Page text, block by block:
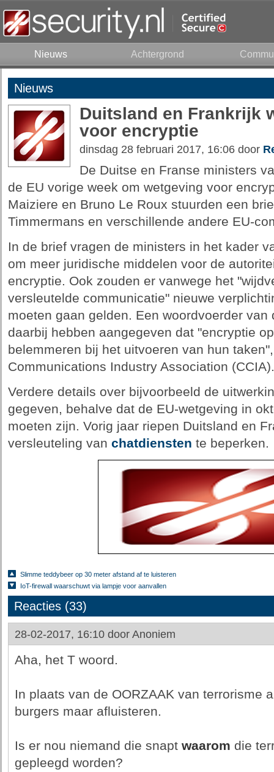
Nieuws Achtergrond
Nieuws
Duitsland en Frankrijk
voor encryptie
dinsdag 28 februari 2017, 16:06 door
De Duitse en Franse ministers
de EU vorige week om wetgeving voor
Maiziere en Bruno Le Roux stuurden een
Timmermans en verschillende andere EU-
In de brief vragen de ministers in het kader
om meer juridische middelen voor de
encryptie. Ook zouden er vanwege het
versleutelde communicatie" nieuwe
moeten gaan gelden. Een woordvoerder
daarbij hebben aangegeven dat "encryptie
belemmeren bij het uitvoeren van hun
Communications Industry Association (CCIA).
Verdere details over bijvoorbeeld de
gegeven, behalve dat de EU-wetgeving in
moeten zijn. Vorig jaar riepen Duitsland en
versleuteling van chatdiensten te beperken.
Slimme teddybeer op 30 meter afstand af te luisteren
IoT-firewall waarschuwt via lampje voor aanvallen
Reacties (33)
28-02-2017, 16:10 door Anoniem
Aha, het T woord.
In plaats van de OORZAAK van terrorisme
burgers maar afluisteren.
Is er nou niemand die snapt waarom die
gepleegd worden?